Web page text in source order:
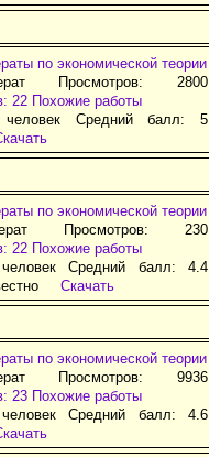
по экономической теории
Просмотров: 2800
22 Похожие работы
Средний балл: 5
по экономической теории
Просмотров: 230
22 Похожие работы
Средний балл: 4.4
Скачать
по экономической теории
Просмотров: 9936
23 Похожие работы
Средний балл: 4.6